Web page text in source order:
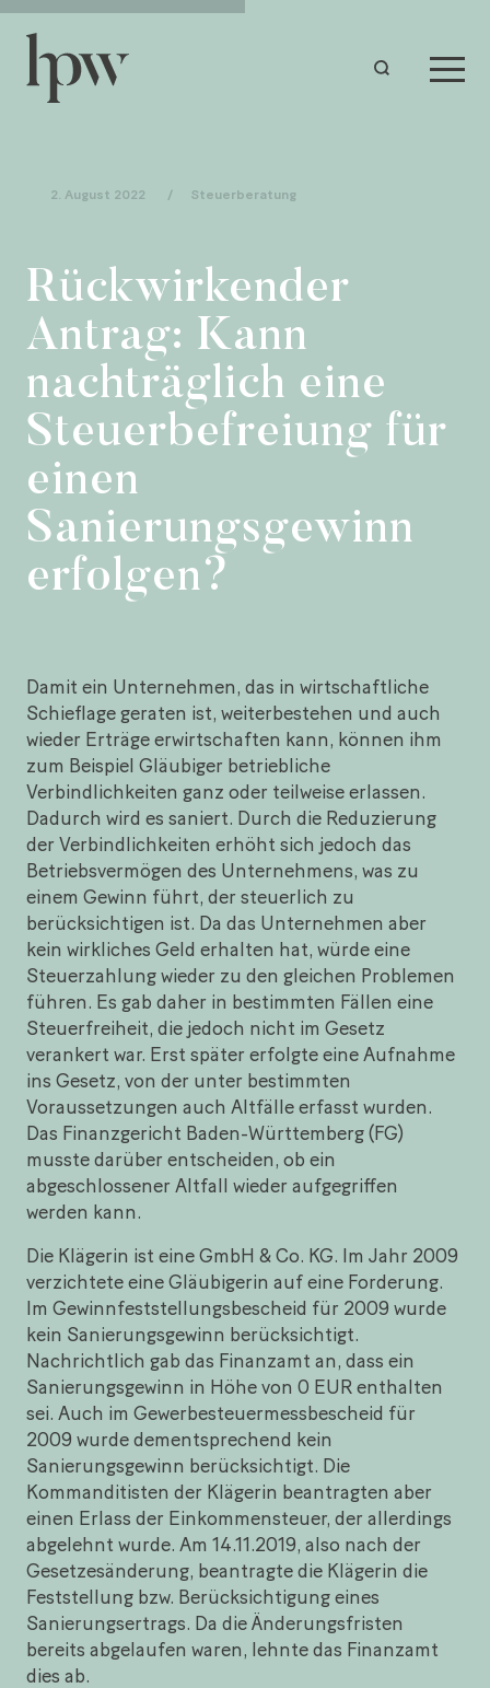
2. August 2022 / Steuerberatung
Rückwirkender
Antrag: Kann
nachträglich eine
Steuerbefreiung für
einen
Sanierungsgewinn
erfolgen?
Damit ein Unternehmen, das in wirtschaftliche
Schieflage geraten ist, weiterbestehen und auch
wieder Erträge erwirtschaften kann, können ihm
zum Beispiel Gläubiger betriebliche
Verbindlichkeiten ganz oder teilweise erlassen.
Dadurch wird es saniert. Durch die Reduzierung
der Verbindlichkeiten erhöht sich jedoch das
Betriebsvermögen des Unternehmens, was zu
einem Gewinn führt, der steuerlich zu
berücksichtigen ist. Da das Unternehmen aber
kein wirkliches Geld erhalten hat, würde eine
Steuerzahlung wieder zu den gleichen Problemen
führen. Es gab daher in bestimmten Fällen eine
Steuerfreiheit, die jedoch nicht im Gesetz
verankert war. Erst später erfolgte eine Aufnahme
ins Gesetz, von der unter bestimmten
Voraussetzungen auch Altfälle erfasst wurden.
Das Finanzgericht Baden-Württemberg (FG)
musste darüber entscheiden, ob ein
abgeschlossener Altfall wieder aufgegriffen
werden kann.
Die Klägerin ist eine GmbH & Co. KG. Im Jahr 2009
verzichtete eine Gläubigerin auf eine Forderung.
Im Gewinnfeststellungsbescheid für 2009 wurde
kein Sanierungsgewinn berücksichtigt.
Nachrichtlich gab das Finanzamt an, dass ein
Sanierungsgewinn in Höhe von 0 EUR enthalten
sei. Auch im Gewerbesteuermessbescheid für
2009 wurde dementsprechend kein
Sanierungsgewinn berücksichtigt. Die
Kommanditisten der Klägerin beantragten aber
einen Erlass der Einkommensteuer, der allerdings
abgelehnt wurde. Am 14.11.2019, also nach der
Gesetzesänderung, beantragte die Klägerin die
Feststellung bzw. Berücksichtigung eines
Sanierungsertrags. Da die Änderungsfristen
bereits abgelaufen waren, lehnte das Finanzamt
dies ab.